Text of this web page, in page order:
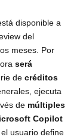
disponible a
del
meses. Por
será
decréditos
ejecuta
de múltiples
Copilot
usuario define